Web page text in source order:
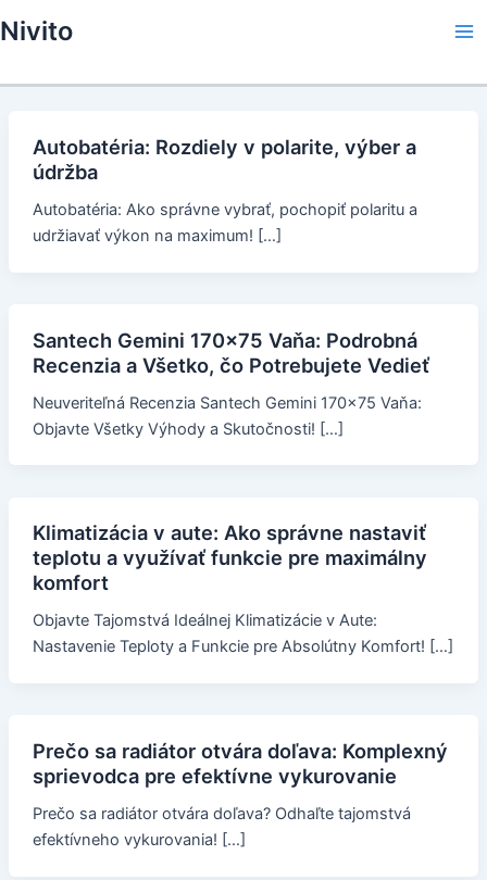
to
Nivito
Autobatéria: Rozdiely v polarite, výber a
údržba
Autobatéria: Ako správne vybrať, pochopiť polaritu a
udržiavať výkon na maximum! […]
Santech Gemini 170x75 Vaňa: Podrobná
Recenzia a Všetko, čo Potrebujete Vedieť
Neuveriteľná Recenzia Santech Gemini 170x75 Vaňa:
Objavte Všetky Výhody a Skutočnosti! […]
Klimatizácia v aute: Ako správne nastaviť
teplotu a využívať funkcie pre maximálny
komfort
Objavte Tajomstvá Ideálnej Klimatizácie v Aute:
Nastavenie Teploty a Funkcie pre Absolútny Komfort! […]
Prečo sa radiátor otvára doľava: Komplexný
sprievodca pre efektívne vykurovanie
Prečo sa radiátor otvára doľava? Odhaľte tajomstvá
efektívneho vykurovania! […]